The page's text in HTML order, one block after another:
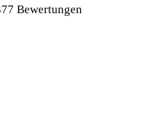
Bewertungen